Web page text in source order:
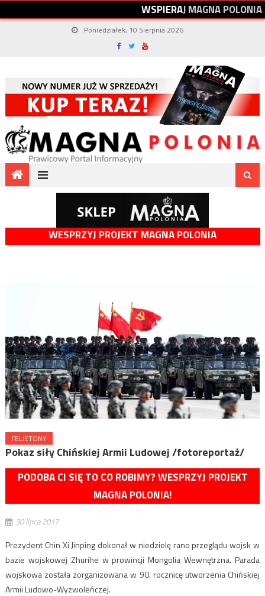
WSPIERAJMAGNAPOLONIA
Poniedziałek, 10 Sierpnia 2026
WESPRZYJ PROJEKT MAGNA POLONIA
FELIETONY
Pokaz siły Chińskiej Armii Ludowej /fotoreportaż/
PODOBA CI SIĘ TO CO ROBIMY? WESPRZYJ PROJEKT
MAGNA POLONIA!
30 lipca 2017
Prezydent Chin Xi Jinping dokonał w niedzielę rano przeglądu wojsk w
bazie wojskowej Zhurihe w prowincji Mongolia Wewnętrzna. Parada
wojskowa została zorganizowana w 90. rocznicę utworzenia Chińskiej
Armii Ludowo-Wyzwoleńczej.